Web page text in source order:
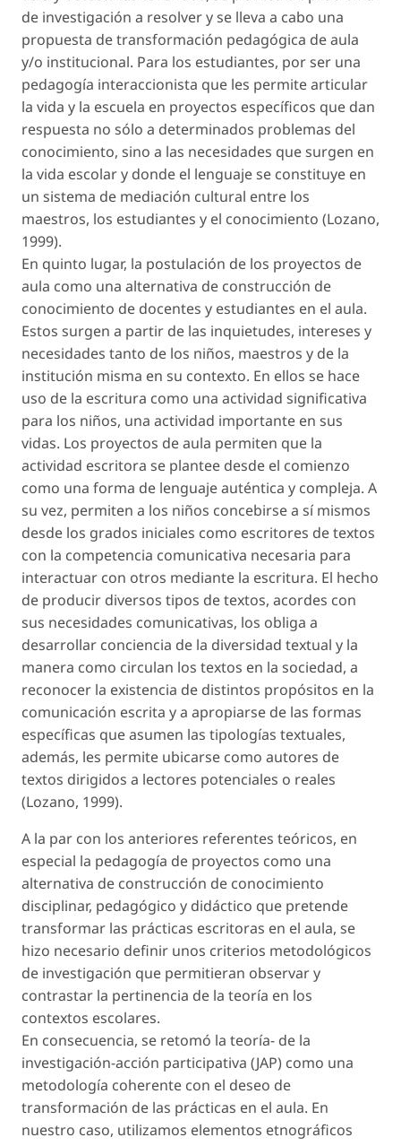
de investigación a resolver y se lleva a cabo una
propuesta de transformación pedagógica de aula
y/o institucional. Para los estudiantes, por ser una
pedagogía interaccionista que les permite articular
la vida y la escuela en proyectos específicos que dan
respuesta no sólo a determinados problemas del
conocimiento, sino a las necesidades que surgen en
la vida escolar y donde el lenguaje se constituye en
un sistema de mediación cultural entre los
maestros, los estudiantes y el conocimiento (Lozano,
1999).
En quinto lugar, la postulación de los proyectos de
aula como una alternativa de construcción de
conocimiento de docentes y estudiantes en el aula.
Estos surgen a partir de las inquietudes, intereses y
necesidades tanto de los niños, maestros y de la
institución misma en su contexto. En ellos se hace
uso de la escritura como una actividad significativa
para los niños, una actividad importante en sus
vidas. Los proyectos de aula permiten que la
actividad escritora se plantee desde el comienzo
como una forma de lenguaje auténtica y compleja. A
su vez, permiten a los niños concebirse a sí mismos
desde los grados iniciales como escritores de textos
con la competencia comunicativa necesaria para
interactuar con otros mediante la escritura. El hecho
de producir diversos tipos de textos, acordes con
sus necesidades comunicativas, los obliga a
desarrollar conciencia de la diversidad textual y la
manera como circulan los textos en la sociedad, a
reconocer la existencia de distintos propósitos en la
comunicación escrita y a apropiarse de las formas
específicas que asumen las tipologías textuales,
además, les permite ubicarse como autores de
textos dirigidos a lectores potenciales o reales
(Lozano, 1999).
A la par con los anteriores referentes teóricos, en
especial la pedagogía de proyectos como una
alternativa de construcción de conocimiento
disciplinar, pedagógico y didáctico que pretende
transformar las prácticas escritoras en el aula, se
hizo necesario definir unos criterios metodológicos
de investigación que permitieran observar y
contrastar la pertinencia de la teoría en los
contextos escolares.
En consecuencia, se retomó la teoría- de la
investigación-acción participativa (JAP) como una
metodología coherente con el deseo de
transformación de las prácticas en el aula. En
nuestro caso, utilizamos elementos etnográficos